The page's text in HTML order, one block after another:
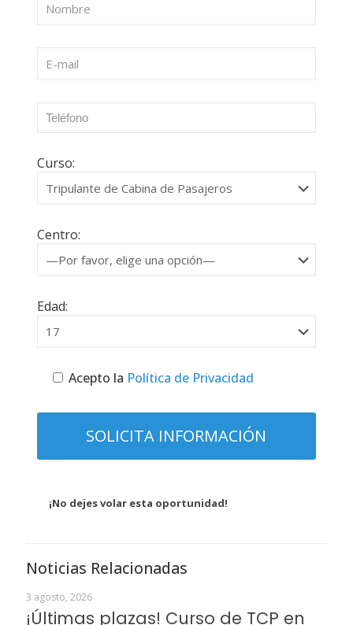
Curso:
Centro:
Edad:
Acepto la Política de Privacidad
¡No dejes volar esta oportunidad!
Noticias Relacionadas
3 agosto, 2026
¡Últimas plazas! Curso de TCP en